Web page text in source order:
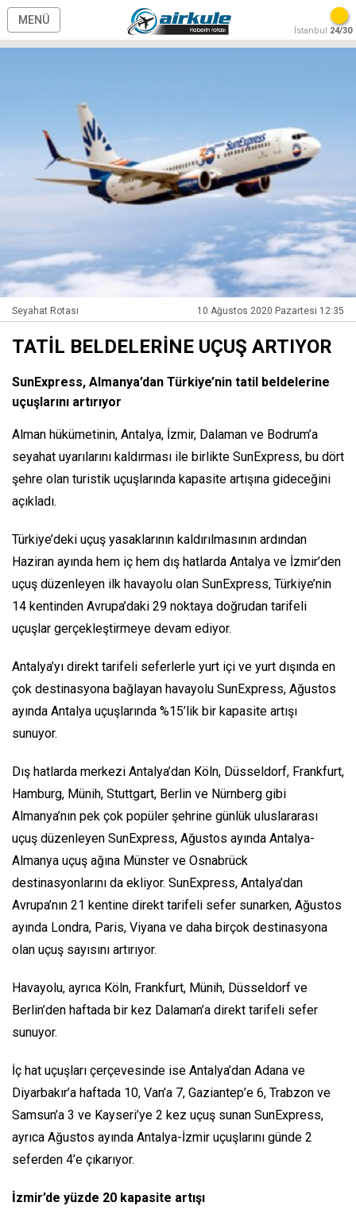
MENÜ
İstanbul 24/30
Seyahat Rotası 10 Ağustos 2020 Pazartesi 12:35
TATİL BELDELERİNE UÇUŞ ARTIYOR
SunExpress, Almanya’dan Türkiye’nin tatil beldelerine
uçuşlarını artırıyor
Alman hükümetinin, Antalya, İzmir, Dalaman ve Bodrum’a
seyahat uyarılarını kaldırması ile birlikte SunExpress, bu dört
şehre olan turistik uçuşlarında kapasite artışına gideceğini
açıkladı.
Türkiye’deki uçuş yasaklarının kaldırılmasının ardından
Haziran ayında hem iç hem dış hatlarda Antalya ve İzmir’den
uçuş düzenleyen ilk havayolu olan SunExpress, Türkiye’nin
14 kentinden Avrupa’daki 29 noktaya doğrudan tarifeli
uçuşlar gerçekleştirmeye devam ediyor.
Antalya’yı direkt tarifeli seferlerle yurt içi ve yurt dışında en
çok destinasyona bağlayan havayolu SunExpress, Ağustos
ayında Antalya uçuşlarında %15’lik bir kapasite artışı
sunuyor.
Dış hatlarda merkezi Antalya’dan Köln, Düsseldorf, Frankfurt,
Hamburg, Münih, Stuttgart, Berlin ve Nürnberg gibi
Almanya’nın pek çok popüler şehrine günlük uluslararası
uçuş düzenleyen SunExpress, Ağustos ayında Antalya-
Almanya uçuş ağına Münster ve Osnabrück
destinasyonlarını da ekliyor. SunExpress, Antalya’dan
Avrupa’nın 21 kentine direkt tarifeli sefer sunarken, Ağustos
ayında Londra, Paris, Viyana ve daha birçok destinasyona
olan uçuş sayısını artırıyor.
Havayolu, ayrıca Köln, Frankfurt, Münih, Düsseldorf ve
Berlin’den haftada bir kez Dalaman’a direkt tarifeli sefer
sunuyor.
İç hat uçuşları çerçevesinde ise Antalya’dan Adana ve
Diyarbakır’a haftada 10, Van’a 7, Gaziantep’e 6, Trabzon ve
Samsun’a 3 ve Kayseri’ye 2 kez uçuş sunan SunExpress,
ayrıca Ağustos ayında Antalya-İzmir uçuşlarını günde 2
seferden 4’e çıkarıyor.
İzmir’de yüzde 20 kapasite artışı